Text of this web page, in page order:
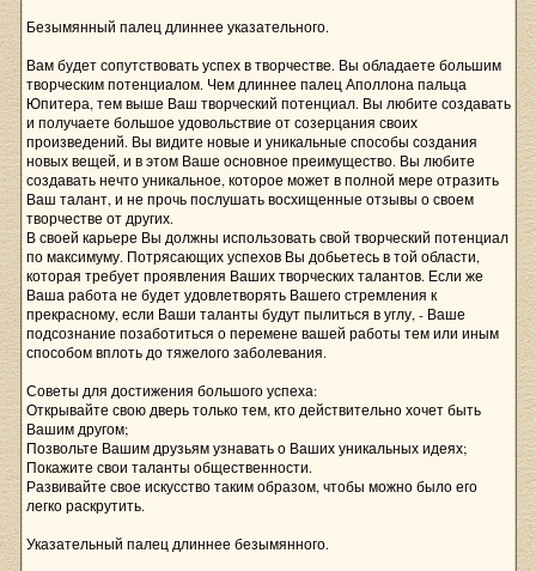
Безымянный палец длиннее указательного.
Вам будет сопутствовать успех в творчестве. Вы обладаете большим
творческим потенциалом. Чем длиннее палец Аполлона пальца
Юпитера, тем выше Ваш творческий потенциал. Вы любите создавать
и получаете большое удовольствие от созерцания своих
произведений. Вы видите новые и уникальные способы создания
новых вещей, и в этом Ваше основное преимущество. Вы любите
создавать нечто уникальное, которое может в полной мере отразить
Ваш талант, и не прочь послушать восхищенные отзывы о своем
творчестве от других.
В своей карьере Вы должны использовать свой творческий потенциал
по максимуму. Потрясающих успехов Вы добьетесь в той области,
которая требует проявления Ваших творческих талантов. Если же
Ваша работа не будет удовлетворять Вашего стремления к
прекрасному, если Ваши таланты будут пылиться в углу, - Ваше
подсознание позаботиться о перемене вашей работы тем или иным
способом вплоть до тяжелого заболевания.
Советы для достижения большого успеха:
Открывайте свою дверь только тем, кто действительно хочет быть
Вашим другом;
Позвольте Вашим друзьям узнавать о Ваших уникальных идеях;
Покажите свои таланты общественности.
Развивайте свое искусство таким образом, чтобы можно было его
легко раскрутить.
Указательный палец длиннее безымянного.